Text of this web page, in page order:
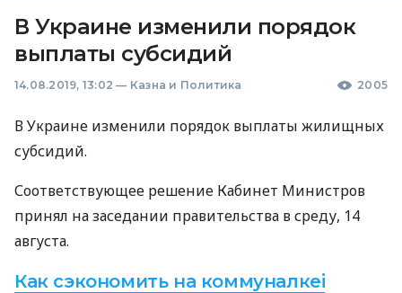
В Украине изменили порядок
выплаты субсидий
14.08.2019, 13:02 — Казна и Политика 2005
В Украине изменили порядок выплаты жилищных
субсидий.
Соответствующее решение Кабинет Министров
принял на заседании правительства в среду, 14
августа.
Как сэкономить на коммуналкеі